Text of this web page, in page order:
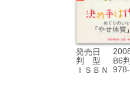
発売日
判 型
B6
ＩＳＢＮ